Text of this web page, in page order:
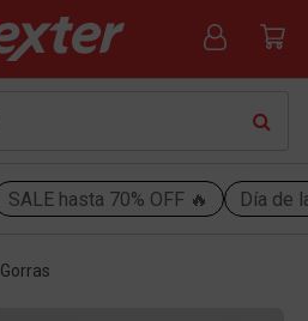
SALE hasta 70% OFF 🔥 Día de
Gorras